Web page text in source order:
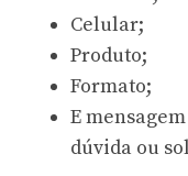
Celular;
Produto;
Formato;
E
dúvida ou